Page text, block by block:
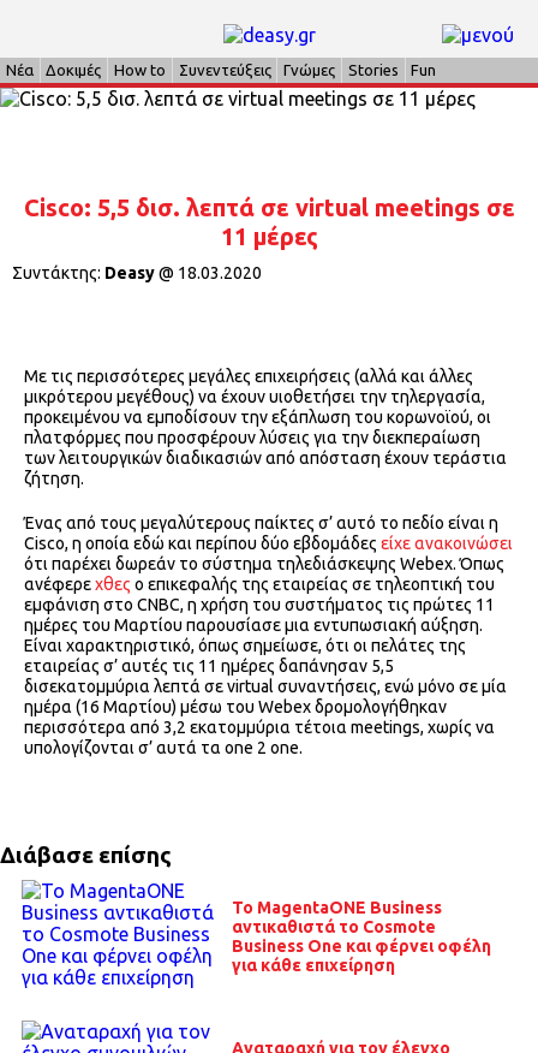
Νέα Δοκιμές How to Συνεντεύξεις Γνώμες Stories Fun
Cisco: 5,5 δισ. λεπτά σε virtual meetings σε
11 μέρες
Συντάκτης: Deasy@ 18.03.2020
Με τις περισσότερες μεγάλες επιχειρήσεις (αλλά και άλλες
μικρότερου μεγέθους) να έχουν υιοθετήσει την τηλεργασία,
προκειμένου να εμποδίσουν την εξάπλωση του κορωνοϊού, οι
πλατφόρμες που προσφέρουν λύσεις για την διεκπεραίωση
των λειτουργικών διαδικασιών από απόσταση έχουν τεράστια
ζήτηση.
Ένας από τους μεγαλύτερους παίκτες σ’ αυτό το πεδίο είναι η
Cisco, η οποία εδώ και περίπου δύο εβδομάδες είχε ανακοινώσει
ότι παρέχει δωρεάν το σύστημα τηλεδιάσκεψης Webex. Όπως
ανέφερεχθες ο επικεφαλής της εταιρείας σε τηλεοπτική του
εμφάνιση στο CNBC, η χρήση του συστήματος τις πρώτες 11
ημέρες του Μαρτίου παρουσίασε μια εντυπωσιακή αύξηση.
Είναι χαρακτηριστικό, όπως σημείωσε, ότι οι πελάτες της
εταιρείας σ’ αυτές τις 11 ημέρες δαπάνησαν 5,5
δισεκατομμύρια λεπτά σε virtual συναντήσεις, ενώ μόνο σε μία
ημέρα (16 Μαρτίου) μέσω του Webex δρομολογήθηκαν
περισσότερα από 3,2 εκατομμύρια τέτοια meetings, χωρίς να
υπολογίζονται σ’ αυτά τα one 2 one.
Διάβασε επίσης
Το MagentaONE Business
αντικαθιστά το Cosmote
Business One και φέρνει οφέλη
για κάθε επιχείρηση
Αναταραχή για τον έλεγχο